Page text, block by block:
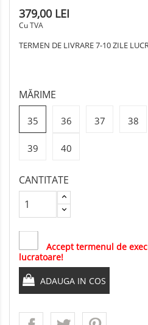
379,00 LEI
Cu TVA
TERMEN DE LIVRARE 7-10 ZILE
MĂRIME
35 36 37 38
39 40
CANTITATE
Accept termenul de
lucratoare!
ADAUGA IN COS